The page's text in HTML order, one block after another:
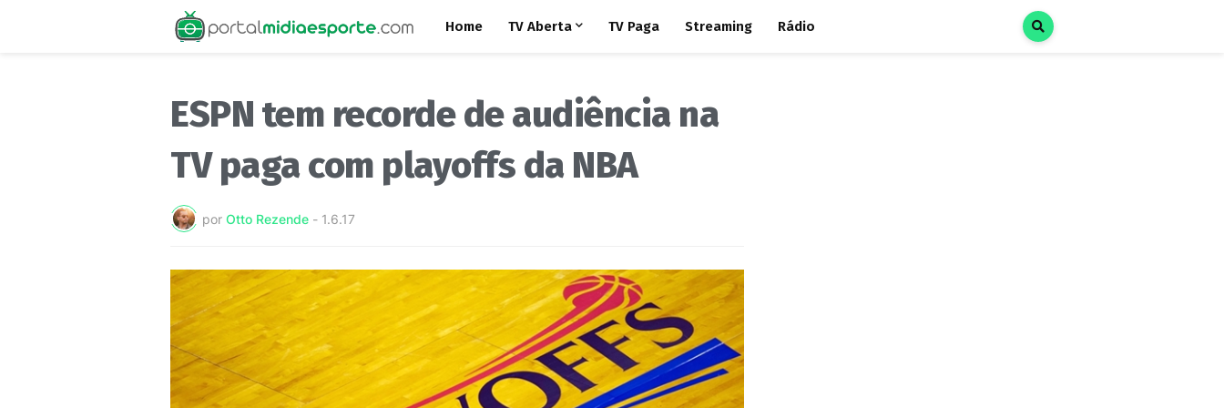
Home TV Aberta TV Paga Streaming Rádio
ESPN tem recorde de audiência na
TV paga com playoffs da NBA
por Otto Rezende - 1.6.17